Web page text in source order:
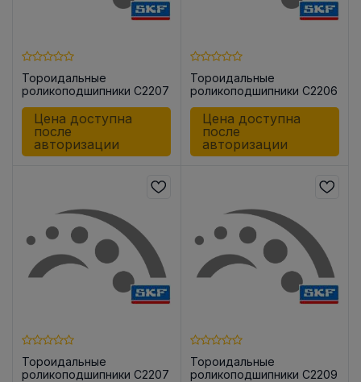
Тороидальные
роликоподшипники C2207
Цена доступна
после
авторизации
Тороидальные
роликоподшипники C2206
Цена доступна
после
авторизации
Тороидальные
роликоподшипники C2207
Тороидальные
роликоподшипники C2209